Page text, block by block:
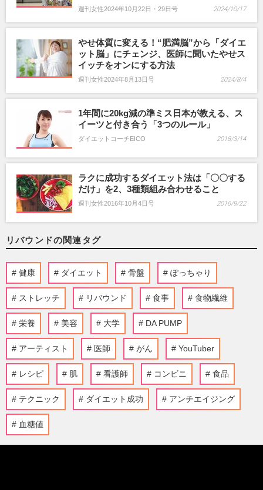
週刊女性2024年10月22日・29日号 2024/10/17
やせ体質に変える！“肥満脳”から「ダイエ
ット脳」にチェンジ、医師に聞いたやせス
イッチをオンにする方法
週刊女性2024年8月13日号 2024/8/4
1年間に20kg減の準ミス日本が教える、ス
イーツと付き合う「3つのルール」
ダイエットコーチEICO 2018/3/14
ラクに成功するダイエット法は「〇〇する
だけ」を2、3種類組み合わせること
週刊女性2016年10月4日号 2016/9/22
リバウンドの関連タグ
健康 ダイエット 骨盤 ぽっちゃり
ストレッチ リバウンド 食事 食物繊維
栄養 美容 大学 DA PUMP
アーティスト 医師 がん YouTuber
レシピ 肌 看護師 コンビニ 食品
テクニック ダイエット成功 アンチエイジング
血糖値